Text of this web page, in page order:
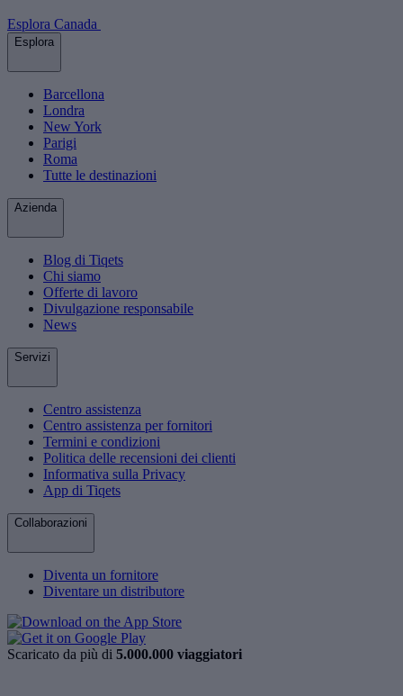
Esplora Canada
Esplora
Barcellona
Londra
New York
Parigi
Roma
Tutte le destinazioni
Azienda
Blog di Tiqets
Chi siamo
Offerte di lavoro
Divulgazione responsabile
News
Servizi
Centro assistenza
Centro assistenza per fornitori
Termini e condizioni
Politica delle recensioni dei clienti
Informativa sulla Privacy
App di Tiqets
Collaborazioni
Diventa un fornitore
Diventare un distributore
Scaricato da più di 5.000.000 viaggiatori